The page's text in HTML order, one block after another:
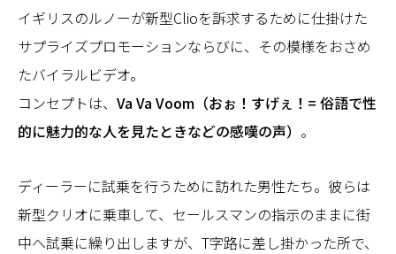
イギリスのルノーが新型Clioを訴求するために仕掛けた
サプライズプロモーションならびに、その模様をおさめ
たバイラルビデオ。
コンセプトは、 Va Va Voom（おぉ！すげぇ！= 俗語で性
的に魅力的な人を見たときなどの感嘆の声） 。
ディーラーに試乗を行うために訪れた男性たち。彼らは
新型クリオに乗車して、セールスマンの指示のままに街
中へ試乗に繰り出しますが、T字路に差し掛かった所で、